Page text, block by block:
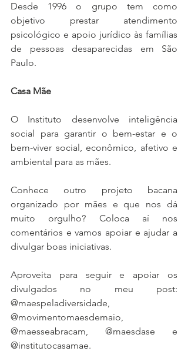
Desde 1996 o grupo tem como
objetivo prestar atendimento
psicológico e apoio jurídico às famílias
de pessoas desaparecidas em São
Paulo.
Casa Mãe
O Instituto desenvolve inteligência
social para garantir o bem-estar e o
bem-viver social, econômico, afetivo e
ambiental para as mães.
Conhece outro projeto bacana
organizado por mães e que nos dá
muito orgulho? Coloca aí nos
comentários e vamos apoiar e ajudar a
divulgar boas iniciativas.
Aproveita para seguir e apoiar os
divulgados no meu post:
@maespeladiversidade,
@movimentomaesdemaio,
@maesseabracam, @maesdase e
@institutocasamae.